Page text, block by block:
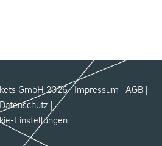
GmbH 2026 |Impressum | AGB |
Datenschutz |
Einstellungen